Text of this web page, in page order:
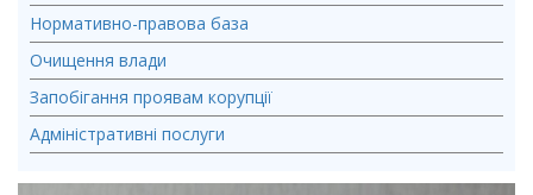
Нормативно-правова база
Очищення влади
Запобігання проявам корупції
Адміністративні послуги